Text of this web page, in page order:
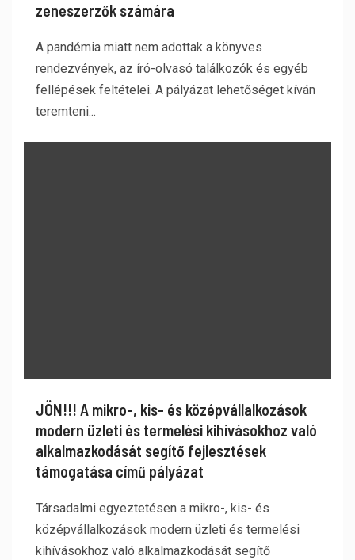
zeneszerzők számára
A pandémia miatt nem adottak a könyves
rendezvények, az író-olvasó találkozók és egyéb
fellépések feltételei. A pályázat lehetőséget kíván
teremteni...
JÖN!!! A mikro-, kis- és középvállalkozások
modern üzleti és termelési kihívásokhoz való
alkalmazkodását segítő fejlesztések
támogatása című pályázat
Társadalmi egyeztetésen a mikro-, kis- és
középvállalkozások modern üzleti és termelési
kihívásokhoz való alkalmazkodását segítő